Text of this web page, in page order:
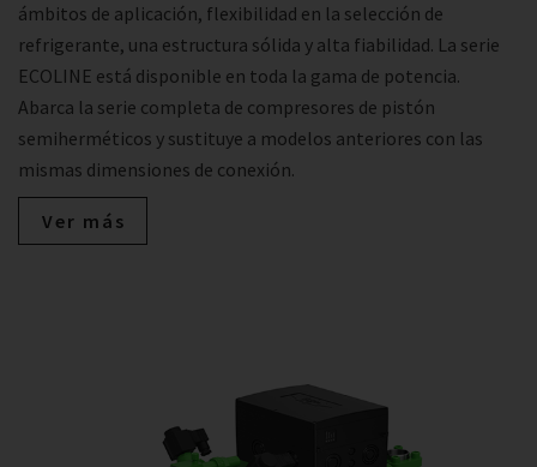
ámbitos de aplicación, flexibilidad en la selección de
refrigerante, una estructura sólida y alta fiabilidad. La serie
ECOLINE está disponible en toda la gama de potencia.
Abarca la serie completa de compresores de pistón
semiherméticos y sustituye a modelos anteriores con las
mismas dimensiones de conexión.
Ver más